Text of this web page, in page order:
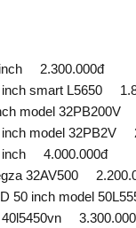
2.300.000đ
smart L5650
32PB200V
model 32PB2V
4.000.000đ
32AV500
inch model